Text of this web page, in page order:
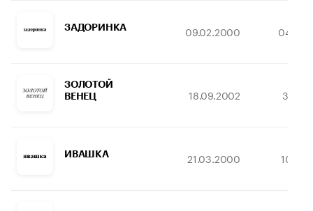
ЗАДОРИНКА 09.02.2000
ЗОЛОТОЙ
ВЕНЕЦ
18.09.2002
ИВАШКА 21.03.2000